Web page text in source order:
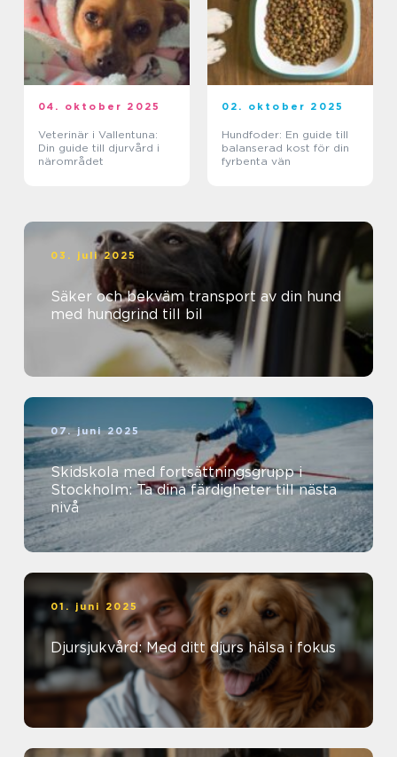
04. oktober 2025
Veterinär i Vallentuna:
Din guide till djurvård i
närområdet
02. oktober 2025
Hundfoder: En guide till
balanserad kost för din
fyrbenta vän
03. juli 2025
Säker och bekväm transport av din hund
med hundgrind till bil
07. juni 2025
Skidskola med fortsättningsgrupp i
Stockholm: Ta dina färdigheter till nästa
nivå
01. juni 2025
Djursjukvård: Med ditt djurs hälsa i fokus